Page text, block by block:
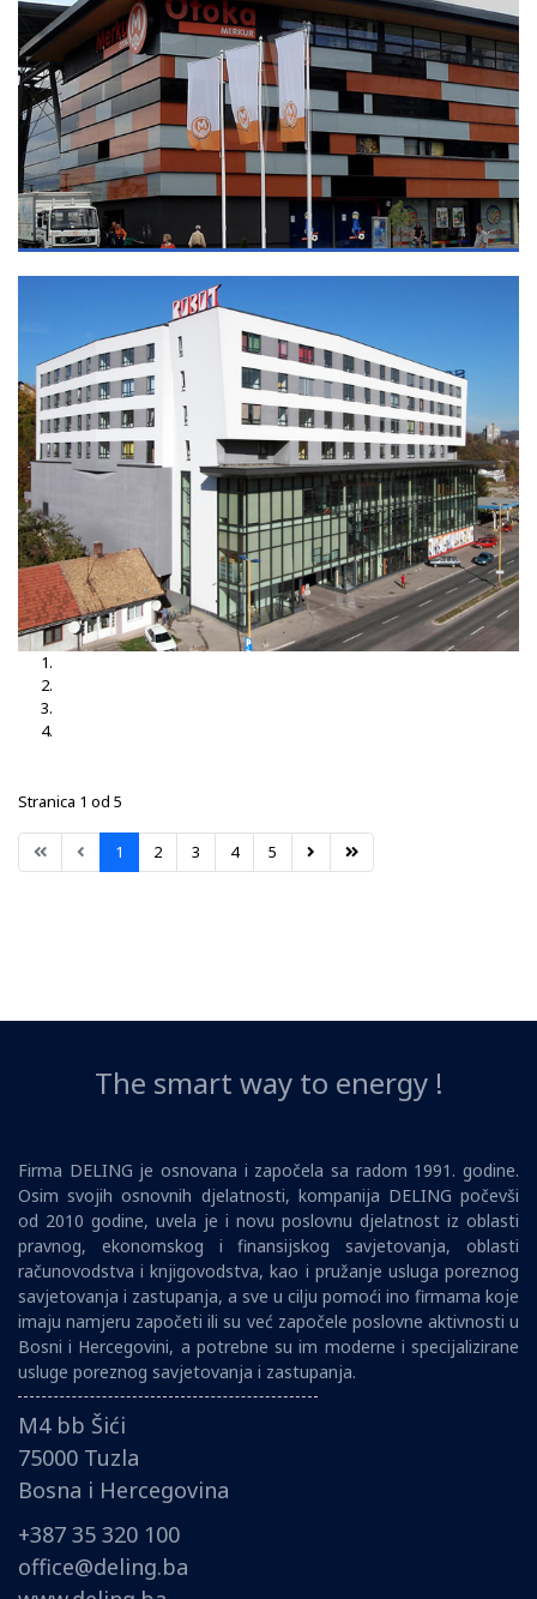
Stranica 1 od 5
1 2 3 4 5
The smart way to energy !
Firma DELING je osnovana i započela sa radom 1991. godine.
Osim svojih osnovnih djelatnosti, kompanija DELING počevši
od 2010 godine, uvela je i novu poslovnu djelatnost iz oblasti
pravnog, ekonomskog i finansijskog savjetovanja, oblasti
računovodstva i knjigovodstva, kao i pružanje usluga poreznog
savjetovanja i zastupanja, a sve u cilju pomoći ino firmama koje
imaju namjeru započeti ili su već započele poslovne aktivnosti u
Bosni i Hercegovini, a potrebne su im moderne i specijalizirane
usluge poreznog savjetovanja i zastupanja.
M4 bb Šići
75000 Tuzla
Bosna i Hercegovina
+387 35 320 100
office@deling.ba